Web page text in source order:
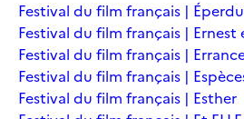
Festival du film français |
Festival du film français | Ernest
Festival du film français |
Festival du film français |
Festival du film français | Esther